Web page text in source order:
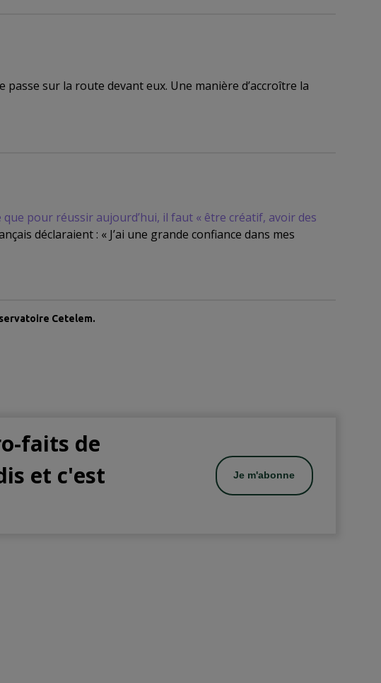
passe sur la route devant eux. Une manière d’accroître la
que pour réussir aujourd’hui, il faut « être créatif, avoir des
déclaraient : « J’ai une grande confiance dans mes
Cetelem.
faits de
et c'est
Je m'abonne